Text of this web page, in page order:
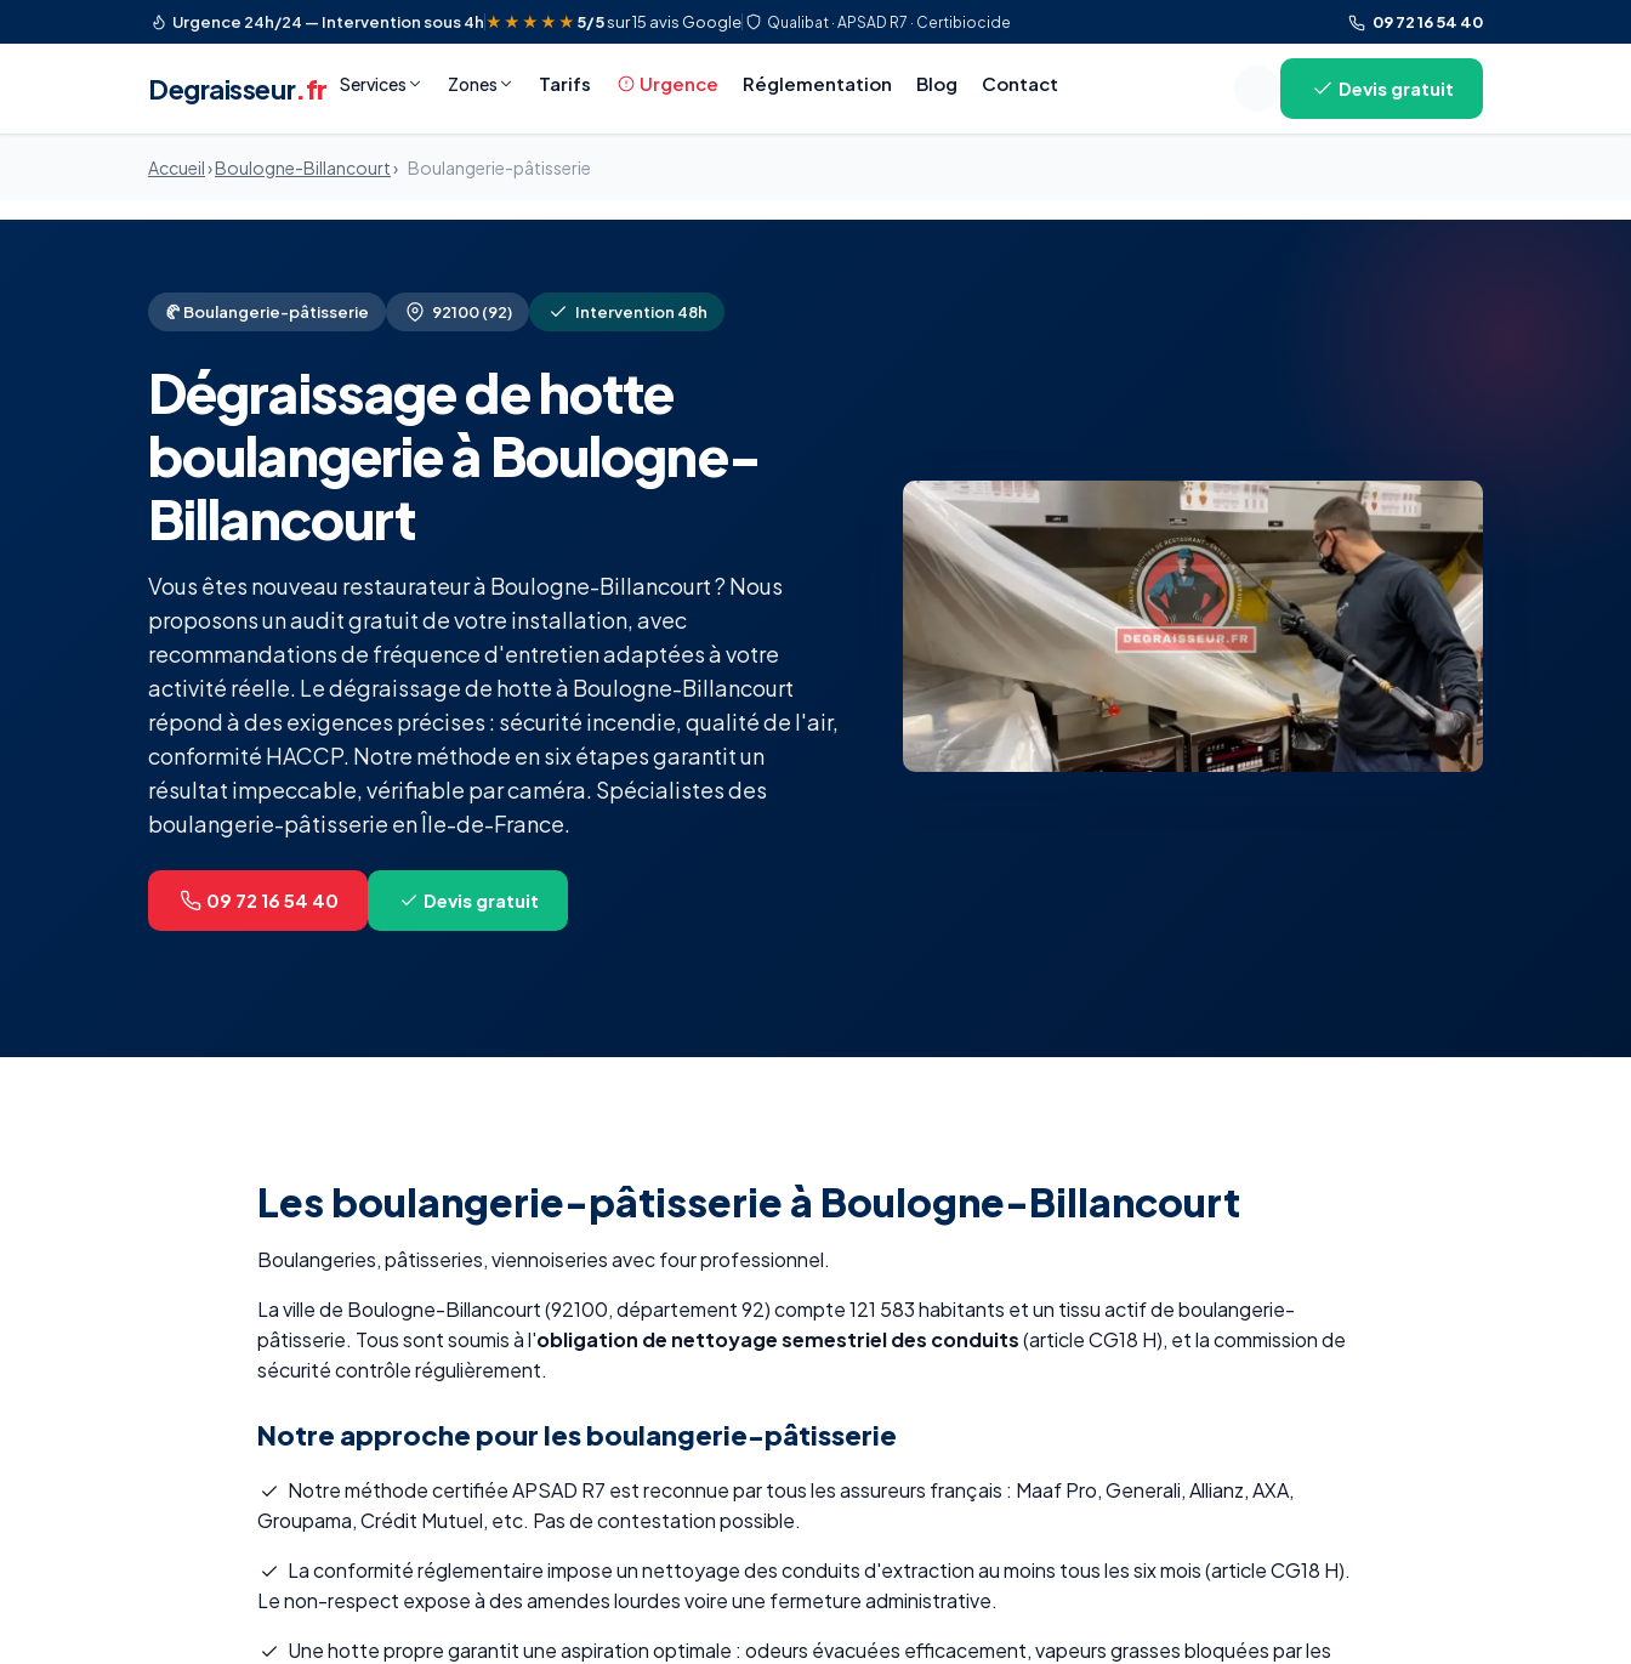
Urgence 24h/24 — Intervention sous 4h★★★★★ 5/5sur 15 avis Google Qualibat · APSAD R7 · Certibiocide 09 72 16 54 40
Degraisseur.fr Services Zones Tarifs Urgence Réglementation Blog Contact
Rechercher sur le site
Devis gratuit
Accueil›Boulogne-Billancourt› Boulangerie-pâtisserie
🥐 Boulangerie-pâtisserie 92100 (92) Intervention 48h
Dégraissage de hotte
boulangerie à Boulogne-
Billancourt
Vous êtes nouveau restaurateur à Boulogne-Billancourt ? Nous
proposons un audit gratuit de votre installation, avec
recommandations de fréquence d'entretien adaptées à votre
activité réelle. Le dégraissage de hotte à Boulogne-Billancourt
répond à des exigences précises : sécurité incendie, qualité de l'air,
conformité HACCP. Notre méthode en six étapes garantit un
résultat impeccable, vérifiable par caméra. Spécialistes des
boulangerie-pâtisserie en Île-de-France.
09 72 16 54 40 Devis gratuit
Les boulangerie-pâtisserie à Boulogne-Billancourt
Boulangeries, pâtisseries, viennoiseries avec four professionnel.
La ville de Boulogne-Billancourt (92100, département 92) compte 121 583 habitants et un tissu actif de boulangerie-
pâtisserie. Tous sont soumis à l'obligation de nettoyage semestriel des conduits(article CG18 H), et la commission de
sécurité contrôle régulièrement.
Notre approche pour les boulangerie-pâtisserie
Notre méthode certifiée APSAD R7 est reconnue par tous les assureurs français : Maaf Pro, Generali, Allianz, AXA,
Groupama, Crédit Mutuel, etc. Pas de contestation possible.
La conformité réglementaire impose un nettoyage des conduits d'extraction au moins tous les six mois (article CG18 H).
Le non-respect expose à des amendes lourdes voire une fermeture administrative.
Une hotte propre garantit une aspiration optimale : odeurs évacuées efficacement, vapeurs grasses bloquées par les